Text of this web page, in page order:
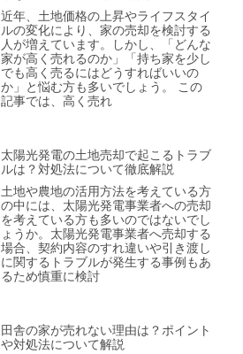
近年、土地価格の上昇やライフスタイ
ルの変化により、家の売却を検討する
人が増えています。しかし、「どんな
家が高く売れるのか」「持ち家を少し
でも高く売るにはどうすればいいの
か」と悩む方も多いでしょう。 この
記事では、高く売れ
太陽光発電の土地売却で起こるトラブ
ルは？対処法について徹底解説
土地や農地の活用方法を考えている方
の中には、太陽光発電事業者への売却
を考えている方も多いのではないでし
ょうか。太陽光発電事業者へ売却する
場合、契約内容のすれ違いや引き渡し
に関するトラブルが発生する事例もあ
るため慎重に検討
田舎の家が売れない理由は？ポイント
や対処法について解説